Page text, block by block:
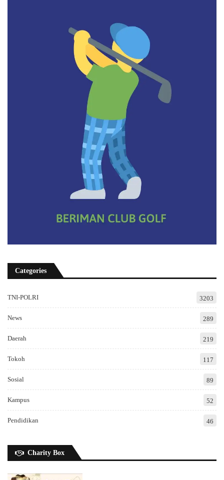
Categories
TNI-POLRI 3203
News 289
Daerah 219
Tokoh 117
Sosial 89
Kampus 52
Pendidikan 46
Charity Box